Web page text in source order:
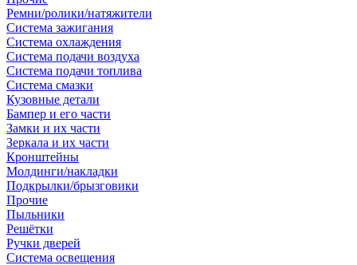
Ремни/ролики/натяжители
Система зажигания
Система охлаждения
Система подачи воздуха
Система подачи топлива
Система смазки
Кузовные детали
Бампер и его части
Замки и их части
Зеркала и их части
Кронштейны
Молдинги/накладки
Подкрылки/брызговики
Прочие
Пыльники
Решётки
Ручки дверей
Система освещения